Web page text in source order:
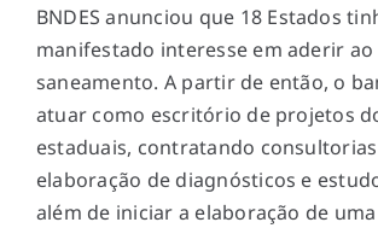
BNDES anunciou que 18 Estados
manifestado interesse em aderir ao
saneamento. A partir de então, o
atuar como escritório de projetos
estaduais, contratando
elaboração de diagnósticos e
além de iniciar a elaboração de